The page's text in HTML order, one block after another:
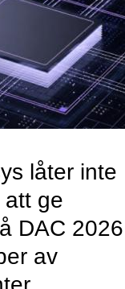
låter inte
att ge
DAC 2026
av